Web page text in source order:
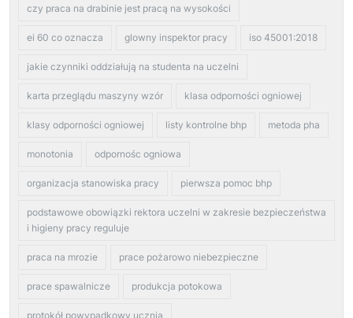
czy praca na drabinie jest pracą na wysokości
ei 60 co oznacza glowny inspektor pracy iso 45001:2018
jakie czynniki oddziałują na studenta na uczelni
karta przeglądu maszyny wzór klasa odporności ogniowej
klasy odporności ogniowej listy kontrolne bhp metoda pha
monotonia odpornośc ogniowa
organizacja stanowiska pracy pierwsza pomoc bhp
podstawowe obowiązki rektora uczelni w zakresie bezpieczeństwa
i higieny pracy reguluje
praca na mrozie prace pożarowo niebezpieczne
prace spawalnicze produkcja potokowa
protokół powypadkowy ucznia